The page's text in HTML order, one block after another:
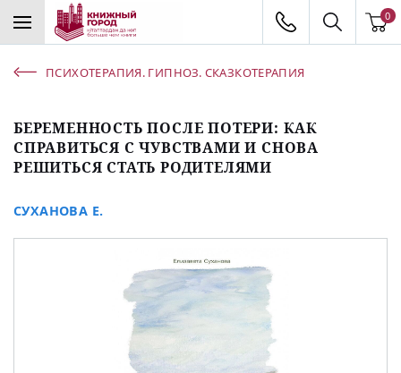
0
ПСИХОТЕРАПИЯ. ГИПНОЗ. СКАЗКОТЕРАПИЯ
БЕРЕМЕННОСТЬ ПОСЛЕ ПОТЕРИ: КАК
СПРАВИТЬСЯ С ЧУВСТВАМИ И СНОВА
РЕШИТЬСЯ СТАТЬ РОДИТЕЛЯМИ
СУХАНОВА Е.